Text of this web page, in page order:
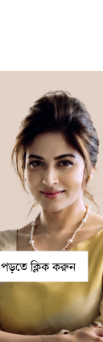
পড়তে ক্লিক করুন